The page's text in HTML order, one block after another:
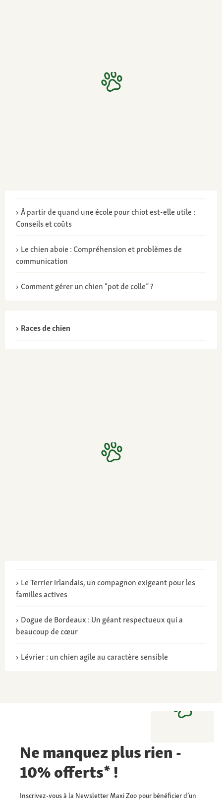
À partir de quand une école pour chiot est-elle utile :
Conseils et coûts
Le chien aboie : Compréhension et problèmes de
communication
Comment gérer un chien “pot de colle” ?
Races de chien
Le Terrier irlandais, un compagnon exigeant pour les
familles actives
Dogue de Bordeaux : Un géant respectueux qui a
beaucoup de cœur
Lévrier : un chien agile au caractère sensible
Ne manquez plus rien -
10% offerts* !
Inscrivez-vous à la Newsletter Maxi Zoo pour bénéficier d’un